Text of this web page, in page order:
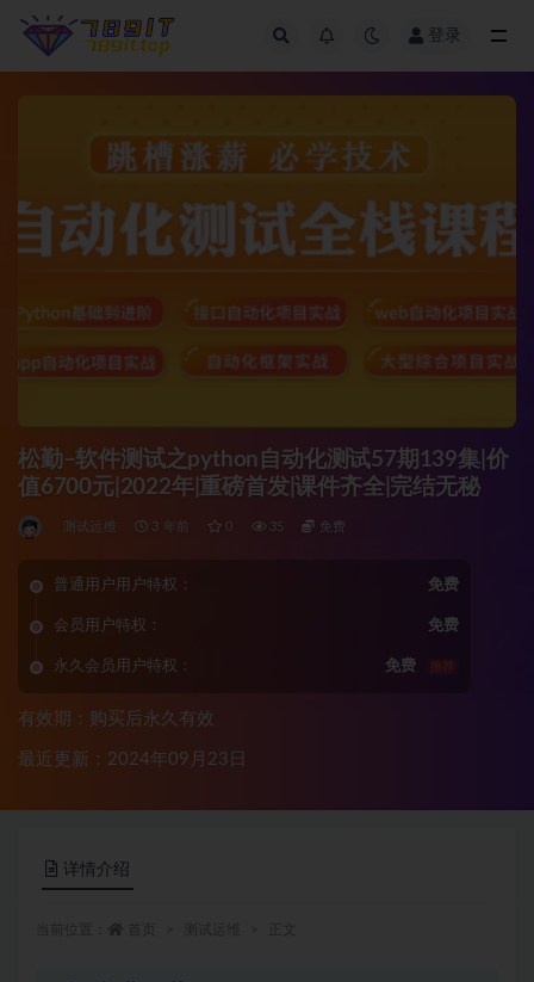
登录
松勤–软件测试之python自动化测试57期139集|价
值6700元|2022年|重磅首发|课件齐全|完结无秘
测试运维 3 年前 0 35 免费
普通用户用户特权： 免费
会员用户特权： 免费
永久会员用户特权： 免费 推荐
有效期：购买后永久有效
最近更新：2024年09月23日
详情介绍